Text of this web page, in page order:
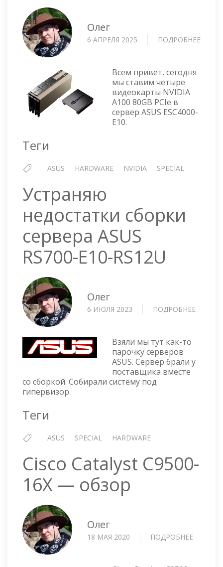
Олег
6 АПРЕЛЯ 2025 ПОДРОБНЕЕ
Всем привет, сегодня
мы ставим четыре
видеокарты NVIDIA
A100 80GB PCIe в
сервер ASUS ESC4000-
E10.
Теги
ASUS HARDWARE NVIDIA SPECIAL
Устраняю
недостатки сборки
сервера ASUS
RS700-E10-RS12U
Олег
6 ИЮЛЯ 2023 ПОДРОБНЕЕ
Взяли мы тут как-то
парочку серверов
ASUS. Сервер брали у
поставщика вместе
со сборкой. Собирали систему под
гипервизор.
Теги
ASUS SPECIAL HARDWARE
Cisco Catalyst C9500-
16X — обзор
Олег
18 МАЯ 2020 ПОДРОБНЕЕ